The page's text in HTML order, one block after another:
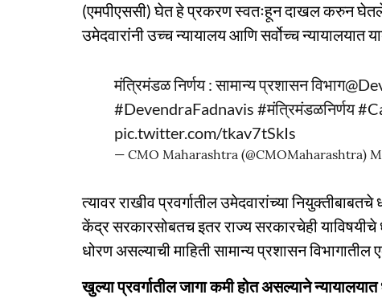
(एमपीएससी) घेत हे प्रकरण स्वतःहून दाखल करुन घेतले
उमेदवारांनी उच्च न्यायालय आणि सर्वोच्च न्यायालयात
मंत्रिमंडळ निर्णय : सामान्य प्रशासन विभाग
#DevendraFadnavis #मंत्रिमंडळनिर्णय
pic.twitter.com/tkav7tSkIs
— CMO Maharashtra (@CMOMaharashtra)
त्यावर राखीव प्रवर्गातील उमेदवारांच्या
केंद्र सरकारसोबतच इतर राज्य सरकारचेही
धोरण असल्याची माहिती सामान्य प्रशासन विभागातील
खुल्या प्रवर्गातील जागा कमी होत असल्याने न्यायालयात